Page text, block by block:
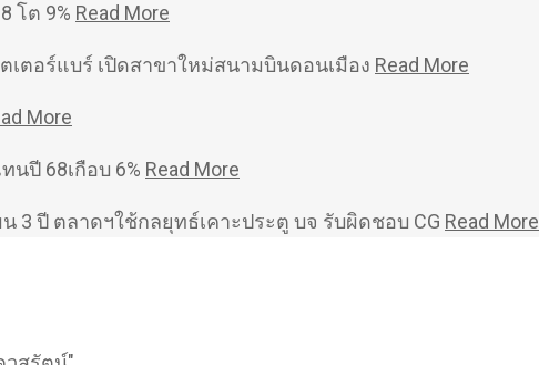
โต 9% Read More
เตอร์แบร์ เปิดสาขาใหม่สนามบินดอนเมือง Read More
More
ปี 68เกือบ 6% Read More
3 ปี ตลาดฯใช้กลยุทธ์เคาะประตู บจ รับผิดชอบ CG Read More